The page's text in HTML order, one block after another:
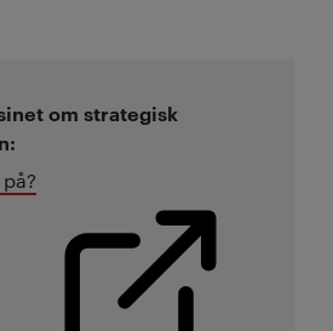
om strategisk